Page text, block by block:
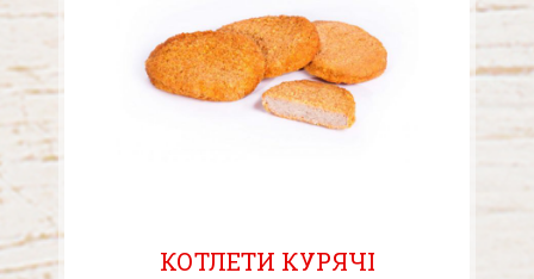
КОТЛЕТИ КУРЯЧІ